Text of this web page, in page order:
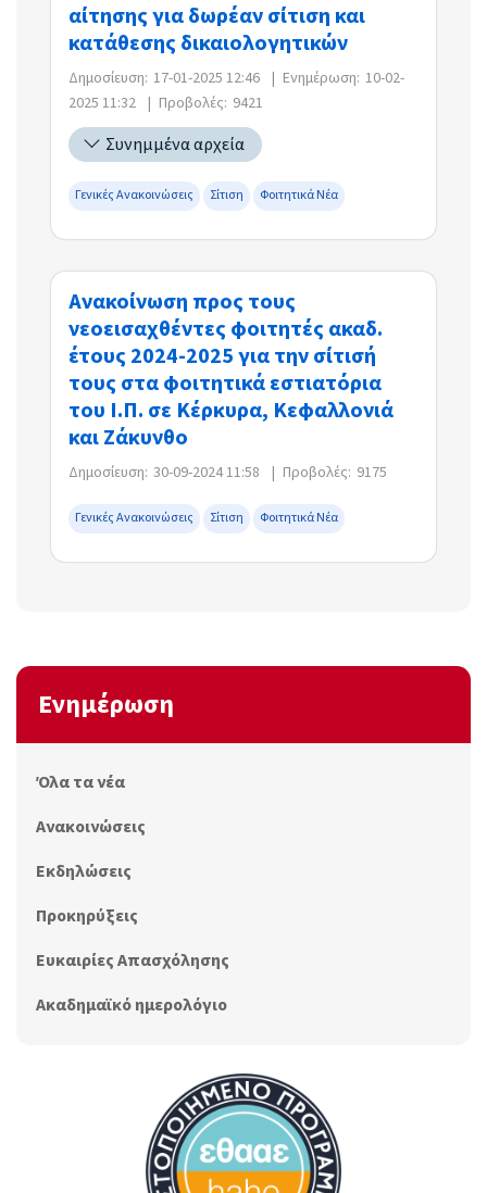
αίτησης για δωρέαν σίτιση και
κατάθεσης δικαιολογητικών
Δημοσίευση: 17-01-2025 12:46 | Ενημέρωση: 10-02-
2025 11:32 | Προβολές: 9421
Συνημμένα αρχεία
Γενικές Ανακοινώσεις Σίτιση Φοιτητικά Νέα
Ανακοίνωση προς τους
νεοεισαχθέντες φοιτητές ακαδ.
έτους 2024-2025 για την σίτισή
τους στα φοιτητικά εστιατόρια
του Ι.Π. σε Κέρκυρα, Κεφαλλονιά
και Ζάκυνθο
Δημοσίευση: 30-09-2024 11:58 | Προβολές: 9175
Γενικές Ανακοινώσεις Σίτιση Φοιτητικά Νέα
Ενημέρωση
Όλα τα νέα
Ανακοινώσεις
Εκδηλώσεις
Προκηρύξεις
Ευκαιρίες Απασχόλησης
Ακαδημαϊκό ημερολόγιο